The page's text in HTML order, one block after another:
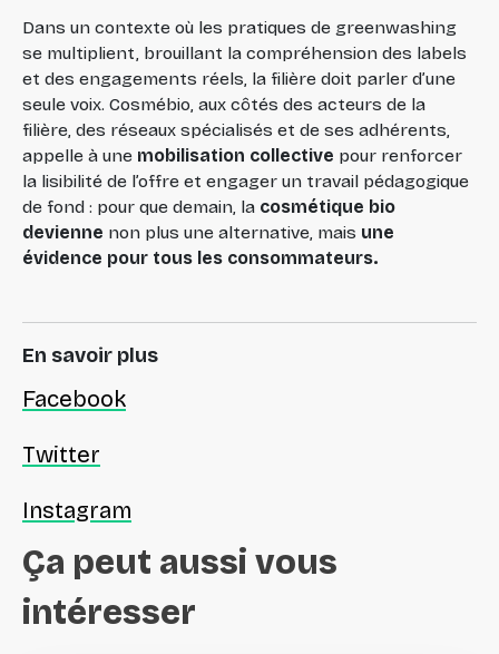
Dans un contexte où les pratiques de greenwashing
se multiplient, brouillant la compréhension des labels
et des engagements réels, la filière doit parler d’une
seule voix. Cosmébio, aux côtés des acteurs de la
filière, des réseaux spécialisés et de ses adhérents,
appelle à une mobilisation collective pour renforcer
la lisibilité de l’offre et engager un travail pédagogique
de fond : pour que demain, la cosmétique bio
devienne non plus une alternative, mais une
évidence pour tous les consommateurs.
En savoir plus
Facebook
Twitter
Instagram
Ça peut aussi vous
intéresser